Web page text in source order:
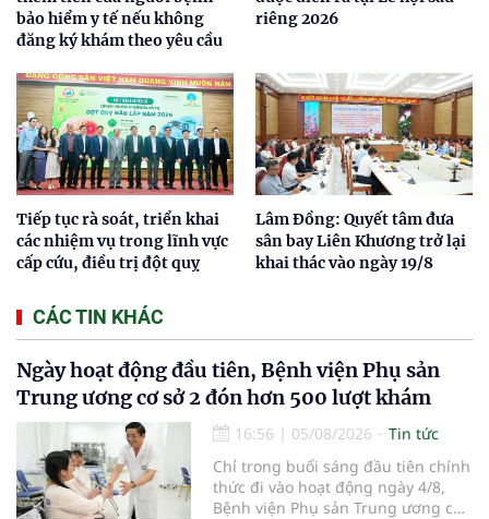
bảo hiểm y tế nếu không
đăng ký khám theo yêu cầu
riêng 2026
Tiếp tục rà soát, triển khai
các nhiệm vụ trong lĩnh vực
cấp cứu, điều trị đột quỵ
Lâm Đồng: Quyết tâm đưa
sân bay Liên Khương trở lại
khai thác vào ngày 19/8
CÁC TIN KHÁC
Ngày hoạt động đầu tiên, Bệnh viện Phụ sản
Trung ương cơ sở 2 đón hơn 500 lượt khám
16:56 | 05/08/2026
Tin tức
Chỉ trong buổi sáng đầu tiên chính
thức đi vào hoạt động ngày 4/8,
Bệnh viện Phụ sản Trung ương cơ